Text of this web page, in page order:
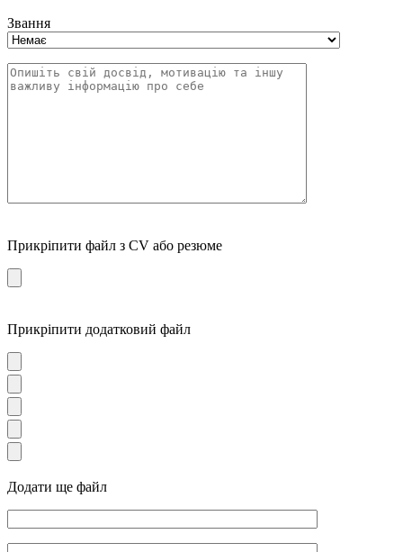
Звання
Прикріпити файл з CV або резюме
Прикріпити додатковий файл
Додати ще файл